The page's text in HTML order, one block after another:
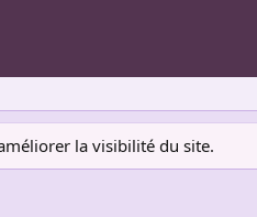
la visibilité du site.